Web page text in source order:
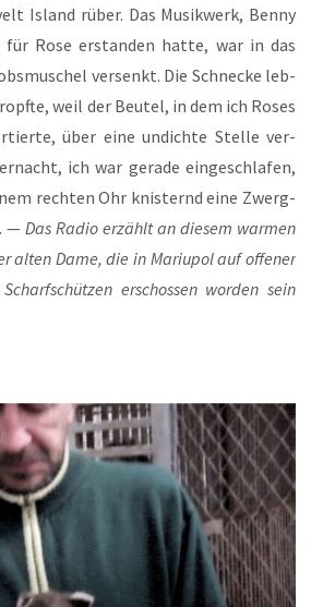
Island rüber. Das Musik­werk, Ben­ny
für Rose erstan­den hat­te, war in das
ver­senkt. Die Schne­cke leb­
weil der Beu­tel, in dem ich Roses
über eine undich­te Stel­le ver­
ich war gera­de ein­ge­schla­fen,
rech­ten Ohr knis­ternd eine Zwerg­
— Das Radio erzählt an die­sem war­men
alten Dame, die in Mariu­pol auf offe­ner
erschos­sen wor­den sein